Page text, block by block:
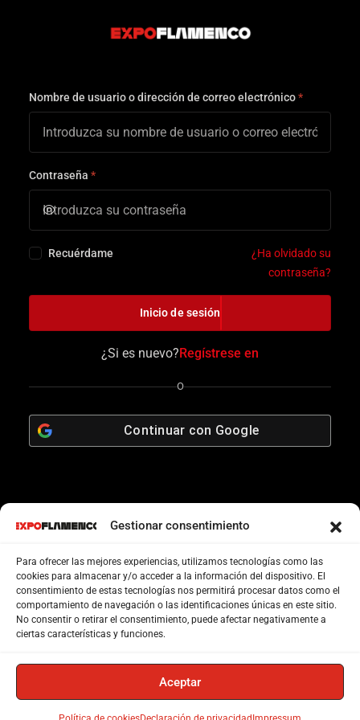
Gestionar consentimiento
Para ofrecer las mejores experiencias, utilizamos tecnologías como las
cookies para almacenar y/o acceder a la información del dispositivo. El
consentimiento de estas tecnologías nos permitirá procesar datos como el
comportamiento de navegación o las identificaciones únicas en este sitio.
No consentir o retirar el consentimiento, puede afectar negativamente a
ciertas características y funciones.
Aceptar
Nombre de usuario o dirección de correo electrónico*
Contraseña *
Recuérdame
¿Ha olvidado su
contraseña?
Inicio de sesión
¿Si es nuevo? Regístrese en
O
Continuar con Google